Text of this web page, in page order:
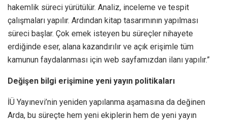
hakemlik süreci yürütülür. Analiz, inceleme ve tespit
çalışmaları yapılır. Ardından kitap tasarımının yapılması
süreci başlar. Çok emek isteyen bu süreçler nihayete
erdiğinde eser, alana kazandırılır ve açık erişimle tüm
kamunun faydalanması için web sayfamızdan ilanı yapılır.”
Değişen bilgi erişimine yeni yayın politikaları
İÜ Yayınevi’nin yeniden yapılanma aşamasına da değinen
Arda, bu süreçte hem yeni ekiplerin hem de yeni yayın